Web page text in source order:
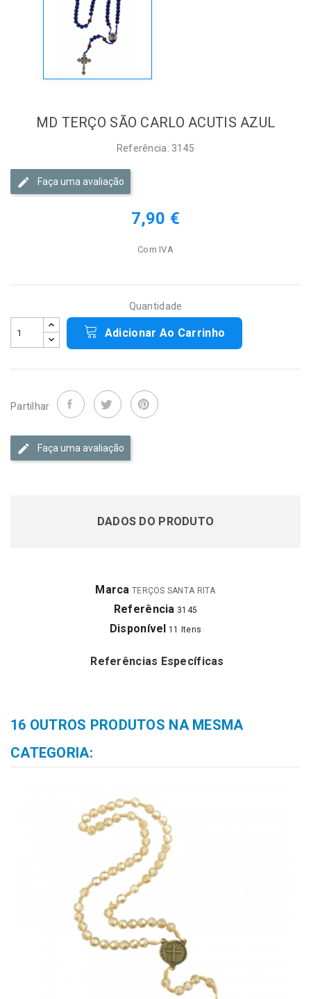
MD TERÇO SÃO CARLO ACUTIS AZUL
Referência: 3145
Faça uma avaliação
7,90 €
Com IVA
Quantidade
Adicionar Ao Carrinho
Partilhar
Faça uma avaliação
DADOS DO PRODUTO
Marca TERÇOS SANTA RITA
Referência 3145
Disponível 11 Itens
Referências Específicas
16 OUTROS PRODUTOS NA MESMA
CATEGORIA: